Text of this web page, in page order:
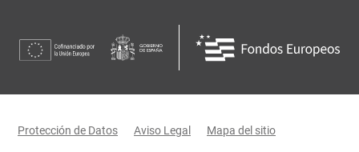
Menú legal
Protección de Datos Aviso Legal Mapa del sitio